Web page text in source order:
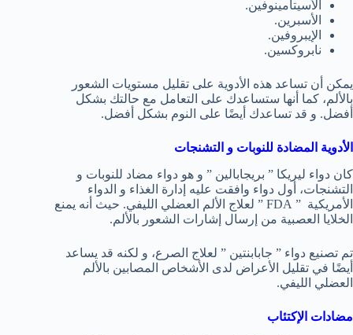
الأسيتامينوفين.
الأسبرين.
الإيبروفين.
نابروكسين.
يمكن أن تساعد هذه الأدوية على تقليل مستويات الشعور
بالألم، كما أنها ستساعدك على التعامل مع حالتك بشكل
أفضل. و قد تساعدك أيضًا على النوم بشكل أفضل.
الأدوية المضادة للنوبات و التشنجات
كان دواء ليريكا ” بريجابالين ” و هو دواء مضاد للنوبات و
التشنجات، أول دواء وافقت عليه إدارة الغذاء و الدواء
الأمريكية ” FDA ” لعلاج الألم العضلي الليفي. حيث أنه يمنع
الخلايا العصبية من إرسال إشارات الشعور بالألم.
تم تصنيع دواء ” جابابنتين ” لعلاج الصرع، و لكنه قد يساعد
أيضًا في تقليل الأعراض لدى الأشخاص المصابين بالألم
العضلي الليفي.
مضادات الإكتئاب